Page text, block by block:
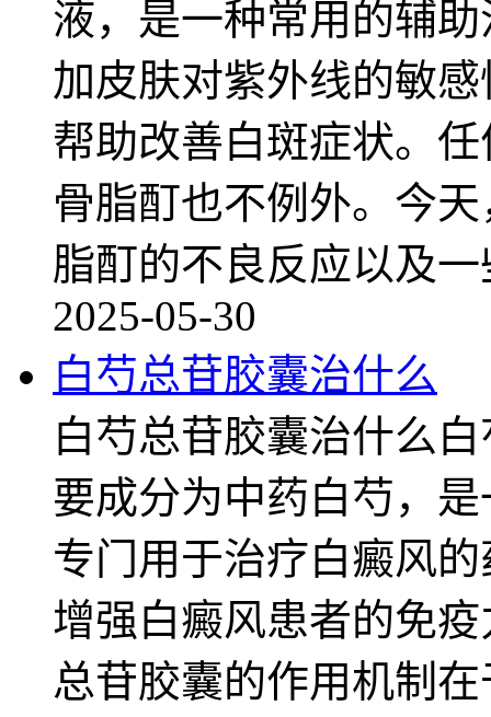
液，是一种常用的辅
加皮肤对紫外线的敏
帮助改善白斑症状。
骨脂酊也不例外。今
脂酊的不良反应以及
2025-05-30
白芍总苷胶囊治什么
白芍总苷胶囊治什么
要成分为中药白芍，
专门用于治疗白癜风
增强白癜风患者的免
总苷胶囊的作用机制